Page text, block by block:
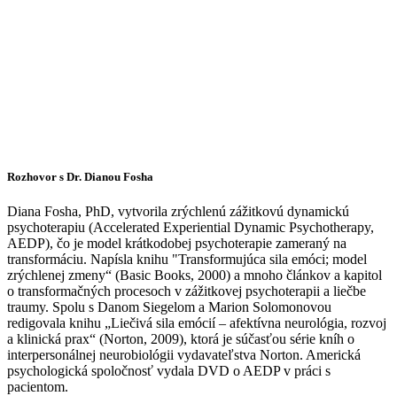
Rozhovor s Dr. Dianou Fosha
Diana Fosha, PhD, vytvorila zrýchlenú zážitkovú dynamickú
psychoterapiu (Accelerated Experiential Dynamic Psychotherapy,
AEDP), čo je model krátkodobej psychoterapie zameraný na
transformáciu. Napísla knihu "Transformujúca sila emóci; model
zrýchlenej zmeny“ (Basic Books, 2000) a mnoho článkov a kapitol
o transformačných procesoch v zážitkovej psychoterapii a liečbe
traumy. Spolu s Danom Siegelom a Marion Solomonovou
redigovala knihu „Liečivá sila emócií – afektívna neurológia, rozvoj
a klinická prax“ (Norton, 2009), ktorá je súčasťou série kníh o
interpersonálnej neurobiológii vydavateľstva Norton. Americká
psychologická spoločnosť vydala DVD o AEDP v práci s
pacientom.